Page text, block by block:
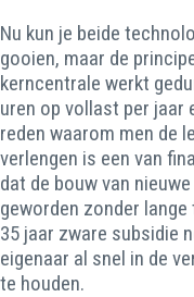
Nu kun je beide
gooien, maar de
kerncentrale werkt
uren op vollast per jaar
reden waarom men de
verlengen is een van
dat de bouw van
geworden zonder
35 jaar zware subsidie
eigenaar al snel in de
te houden.